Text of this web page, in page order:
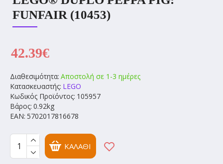
FUNFAIR (10453)
Διαθεσιμότητα: Αποστολή σε 1-3 ημέρες
Κατασκευαστής: LEGO
Κωδικός Προϊόντος: 105957
Βάρος: 0.92kg
EAN: 5702017816678
42.39€
ΚΑΛΆΘΙ